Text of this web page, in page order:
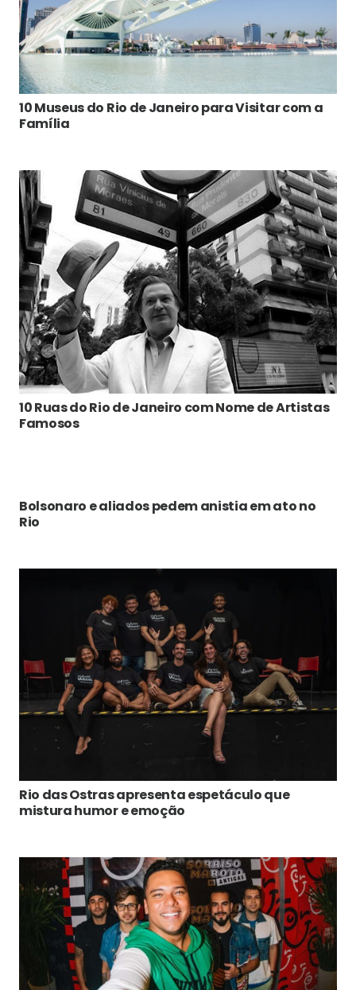
10 Museus do Rio de Janeiro para Visitar com a
Família
10 Ruas do Rio de Janeiro com Nome de Artistas
Famosos
Bolsonaro e aliados pedem anistia em ato no
Rio
Rio das Ostras apresenta espetáculo que
mistura humor e emoção